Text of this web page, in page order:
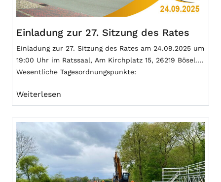
Einladung zur 27. Sitzung des Rates
Einladung zur 27. Sitzung des Rates am 24.09.2025 um
19:00 Uhr im Ratssaal, Am Kirchplatz 15, 26219 Bösel.
Wesentliche Tagesordnungspunkte:
Weiterlesen